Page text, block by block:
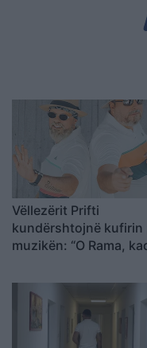
Vëllezërit Prifti
kundërshtojnë kufirin
muzikën: “O Rama,
vendin? Keq e më keq!”